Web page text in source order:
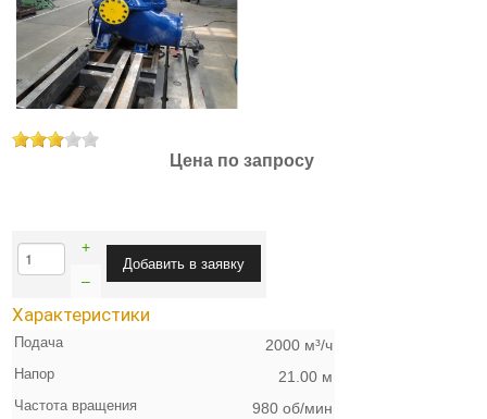
Цена по запросу
+
–
Характеристики
Подача 2000 м³/ч
Напор 21.00 м
Частота вращения 980 об/мин